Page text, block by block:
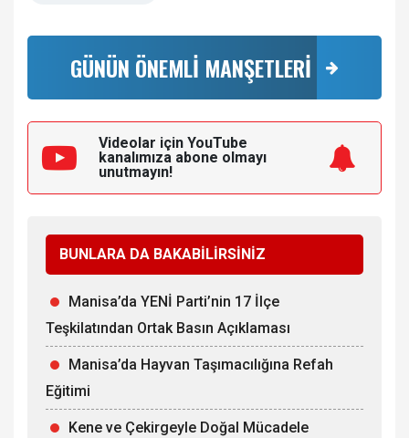
GÜNÜN ÖNEMLİ MANŞETLERİ
Videolar için YouTube
kanalımıza abone olmayı
unutmayın!
BUNLARA DA BAKABİLİRSİNİZ
Manisa’da YENİ Parti’nin 17 İlçe
Teşkilatından Ortak Basın Açıklaması
Manisa’da Hayvan Taşımacılığına Refah
Eğitimi
Kene ve Çekirgeyle Doğal Mücadele